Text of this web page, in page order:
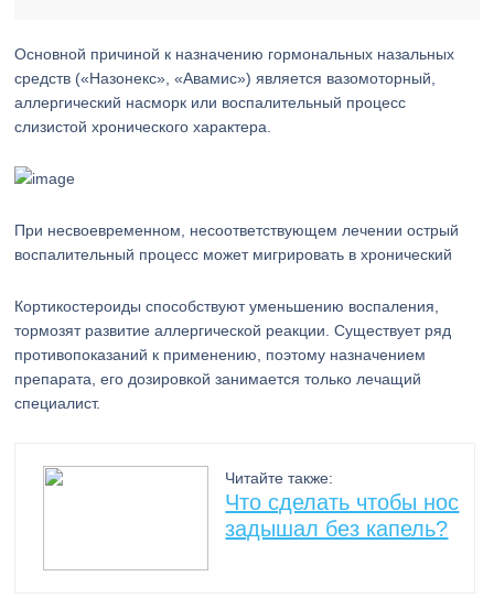
Основной причиной к назначению гормональных назальных
средств («Назонекс», «Авамис») является вазомоторный,
аллергический насморк или воспалительный процесс
слизистой хронического характера.
При несвоевременном, несоответствующем лечении острый
воспалительный процесс может мигрировать в хронический
Кортикостероиды способствуют уменьшению воспаления,
тормозят развитие аллергической реакции. Существует ряд
противопоказаний к применению, поэтому назначением
препарата, его дозировкой занимается только лечащий
специалист.
Читайте также:
Что сделать чтобы нос
задышал без капель?